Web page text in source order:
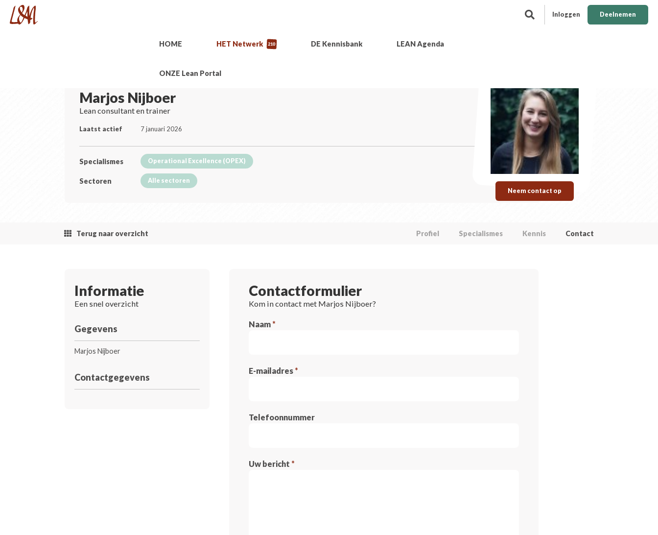
Inloggen Deelnemen
HOME HET Netwerk 210 DE Kennisbank LEAN Agenda
ONZE Lean Portal
Neem contact op
Marjos Nijboer
Lean consultant en trainer
Laatst actief 7 januari 2026
Specialismes Operational Excellence (OPEX)
Sectoren Alle sectoren
Terug naar overzicht Profiel Specialismes Kennis Contact
Informatie
Een snel overzicht
Gegevens
Marjos Nijboer
Contactgegevens
Contactformulier
Kom in contact met Marjos Nijboer?
Naam *
E-mailadres *
Telefoonnummer
Uw bericht *